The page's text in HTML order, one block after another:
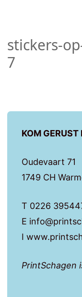
stickers-
7
KOM GERUST
Oudevaart 71
1749 CH
T 0226
E
I
PrintSchagen